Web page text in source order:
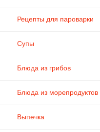
Рецепты для пароварки
Супы
Блюда из грибов
Блюда из морепродуктов
Выпечка